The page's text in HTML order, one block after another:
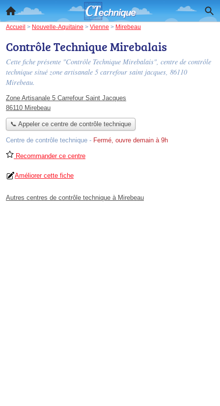
Accueil > Nouvelle-Aquitaine > Vienne > Mirebeau
Contrôle Technique Mirebalais
Cette fiche présente "Contrôle Technique Mirebalais", centre de contrôle
technique situé zone artisanale 5 carrefour saint jacques, 86110
Mirebeau.
Zone Artisanale 5 Carrefour Saint Jacques
86110 Mirebeau
📞 Appeler ce centre de contrôle technique
Centre de contrôle technique - Fermé, ouvre demain à 9h
Recommander ce centre
Améliorer cette fiche
Autres centres de contrôle technique à Mirebeau